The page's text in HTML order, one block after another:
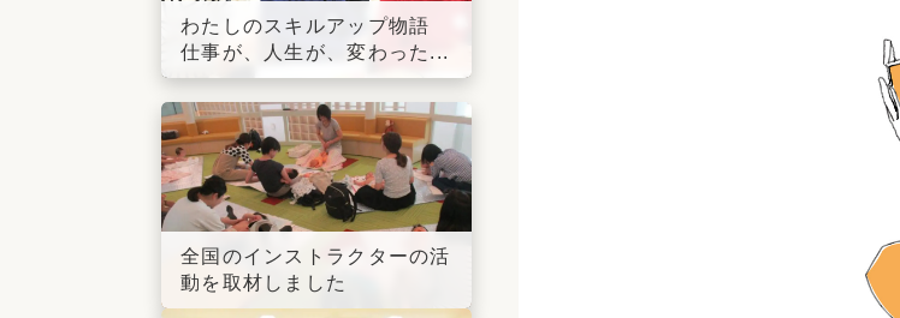
わたしのスキルアップ物語
仕事が、人生が、変わった...
全国のインストラクターの活
動を取材しました